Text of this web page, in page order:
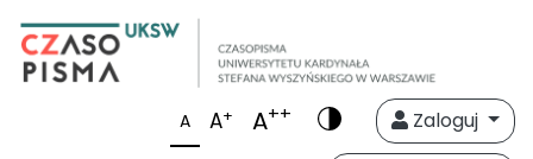
A A+ A++
Zaloguj